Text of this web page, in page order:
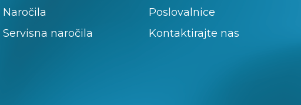
Naročila
Servisna naročila
Poslovalnice
Kontaktirajte nas